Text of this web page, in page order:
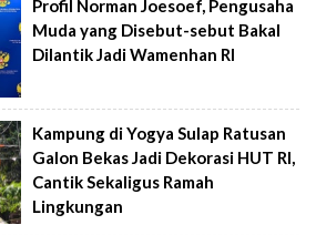
Profil Norman Joesoef, Pengusaha
Muda yang Disebut-sebut Bakal
Dilantik Jadi Wamenhan RI
Kampung di Yogya Sulap Ratusan
Galon Bekas Jadi Dekorasi HUT RI,
Cantik Sekaligus Ramah
Lingkungan